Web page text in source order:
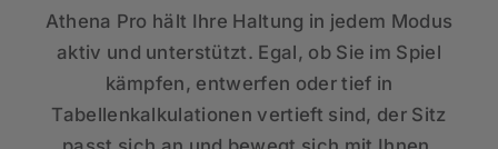
Athena Pro hält Ihre Haltung in jedem Modus
aktiv und unterstützt. Egal, ob Sie im Spiel
kämpfen, entwerfen oder tief in
Tabellenkalkulationen vertieft sind, der Sitz